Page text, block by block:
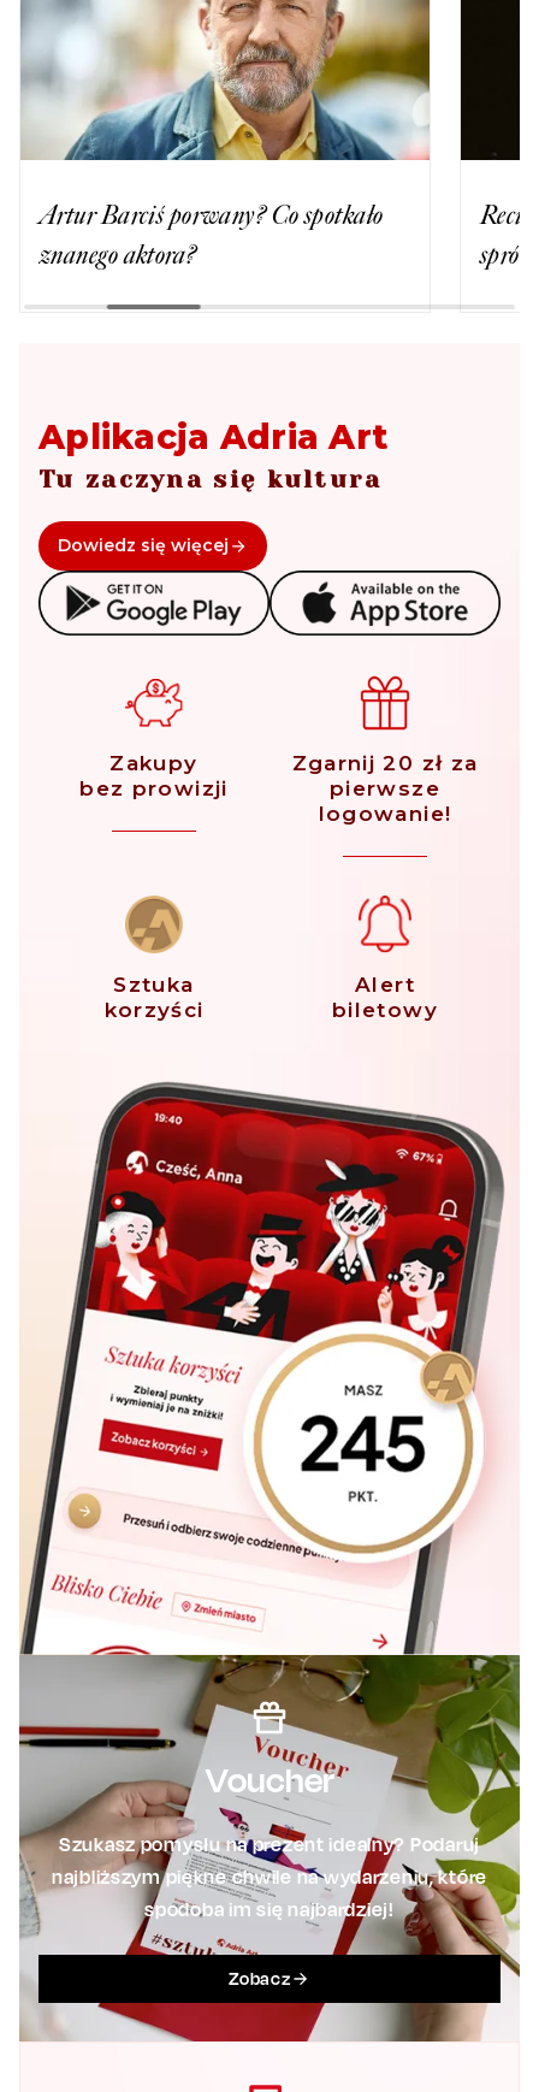
Artur Barciś porwany? Co spotkało
znanego aktora?
Aplikacja Adria Art
Tu zaczyna się kultura
Dowiedz się więcej
Zakupy
bez prowizji
Zgarnij 20 zł za
pierwsze
logowanie!
Sztuka
korzyści
Alert
biletowy
Voucher
Szukasz pomysłu na prezent idealny? Podaruj
najbliższym piękne chwile na wydarzeniu, które
spodoba im się najbardziej!
Zobacz